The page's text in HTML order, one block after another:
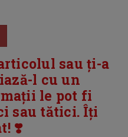
sau ți-a
l cu un
le pot fi
sau tătici. Îți
❣️